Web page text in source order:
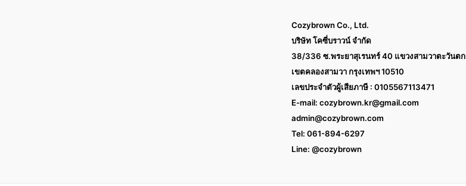
Cozybrown Co., Ltd.
บริษัท โคซี่บราวน์ จำกัด
38/336 ซ.พระยาสุเรนทร์ 40 แขวงสามวาตะวันตก
เขตคลองสามวา กรุงเทพฯ 10510
เลขประจำตัวผู้เสียภาษี : 0105567113471
E-mail: cozybrown.kr@gmail.com
admin@cozybrown.com
Tel: 061-894-6297
Line: @cozybrown